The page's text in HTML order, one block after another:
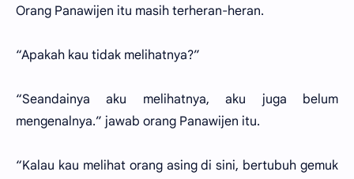
Orang Panawijen itu masih terheran-heran.
“Apakah kau tidak melihatnya?”
“Seandainya aku melihatnya, aku juga belum
mengenalnya.” jawab orang Panawijen itu.
“Kalau kau melihat orang asing di sini, bertubuh gemuk